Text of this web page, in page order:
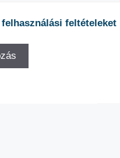
felhasználási feltételeket